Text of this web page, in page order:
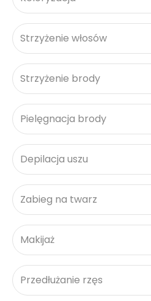
Strzyżenie włosów
Strzyżenie brody
Pielęgnacja brody
Depilacja uszu
Zabieg na twarz
Makijaż
Przedłużanie rzęs